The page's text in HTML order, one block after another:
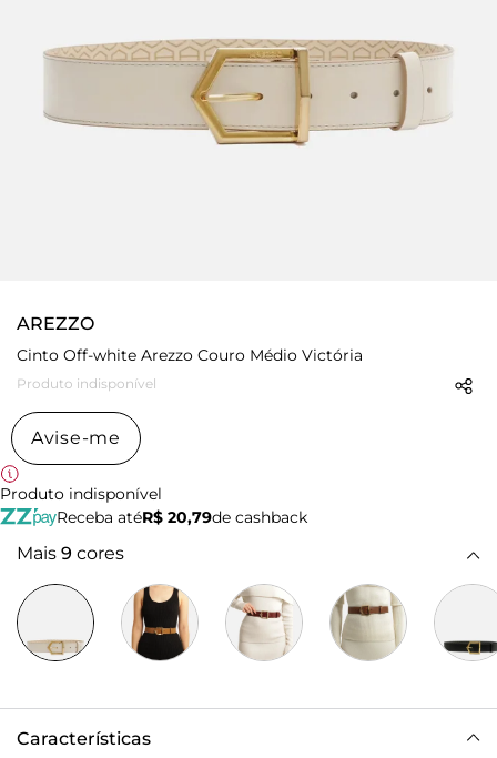
AREZZO
Cinto Off-white Arezzo Couro Médio Victória
Produto indisponível
Avise-me
Produto indisponível
Receba atéR$ 20,79de cashback
Mais 9 cores
Características